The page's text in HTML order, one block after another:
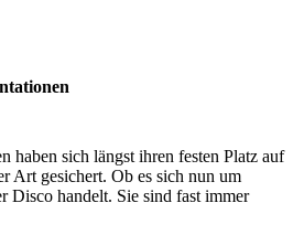
haben sich längst ihren festen Platz auf
Art gesichert. Ob es sich nun um
Disco handelt. Sie sind fast immer